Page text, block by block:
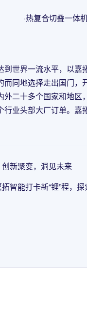
·热复合切叠一体
到世界一流水平，以
同地选择走出国门
外二十多个国家和地
业头部大厂订单。嘉
新聚变，洞见未来
智能打卡新“锂”程，探